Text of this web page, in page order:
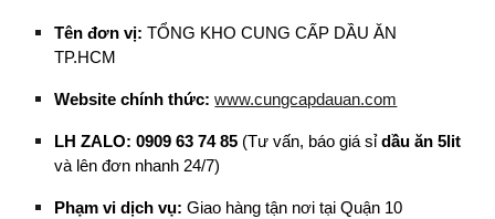
Tên đơn vị: TỔNG KHO CUNG CẤP DẦU ĂN
TP.HCM
Website chính thức: www.cungcapdauan.com
LH ZALO: 0909 63 74 85 (Tư vấn, báo giá sỉdầu ăn 5lit
và lên đơn nhanh 24/7)
Phạm vi dịch vụ: Giao hàng tận nơi tại Quận 10